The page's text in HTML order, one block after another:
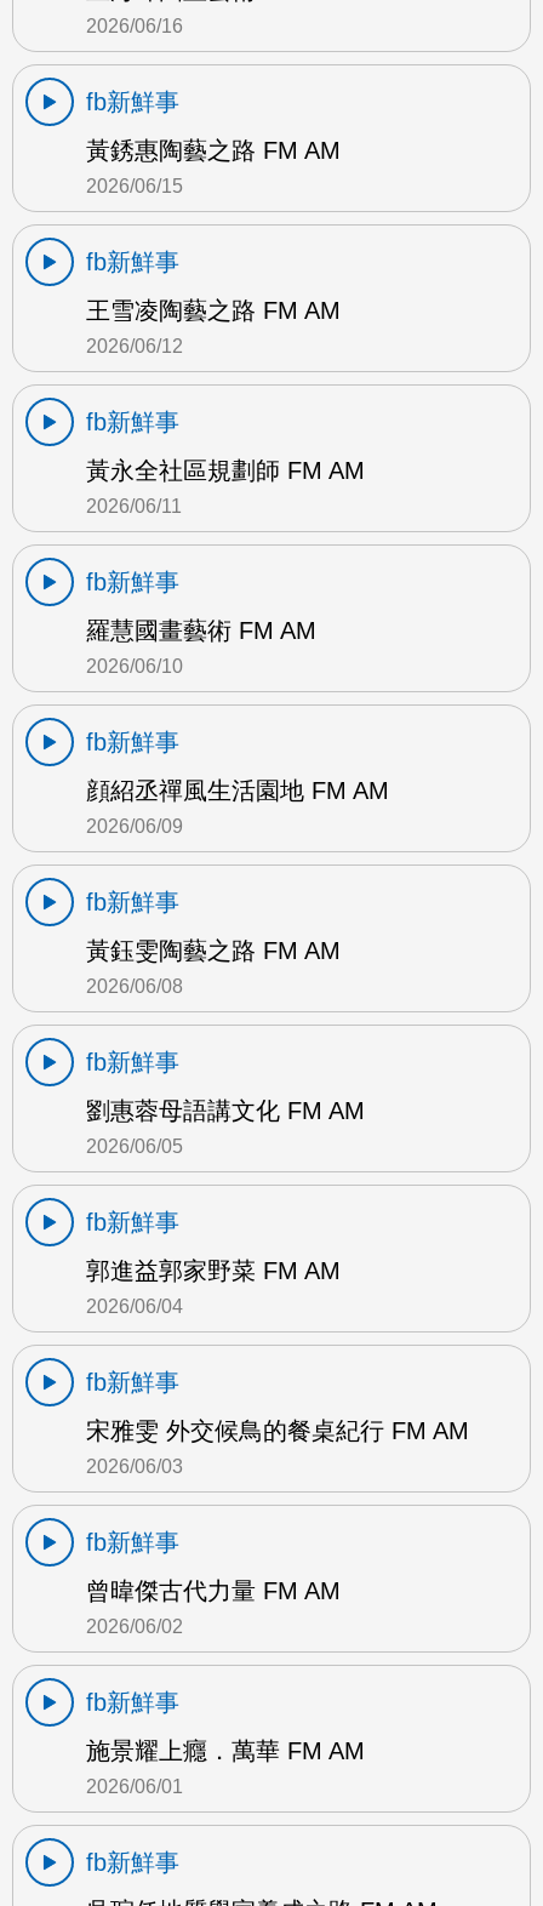
2026/06/16
fb新鮮事
黃銹惠陶藝之路 FM AM
2026/06/15
fb新鮮事
王雪凌陶藝之路 FM AM
2026/06/12
fb新鮮事
黃永全社區規劃師 FM AM
2026/06/11
fb新鮮事
羅慧國畫藝術 FM AM
2026/06/10
fb新鮮事
顔紹丞禪風生活園地 FM AM
2026/06/09
fb新鮮事
黃鈺雯陶藝之路 FM AM
2026/06/08
fb新鮮事
劉惠蓉母語講文化 FM AM
2026/06/05
fb新鮮事
郭進益郭家野菜 FM AM
2026/06/04
fb新鮮事
宋雅雯 外交候鳥的餐桌紀行 FM AM
2026/06/03
fb新鮮事
曾暐傑古代力量 FM AM
2026/06/02
fb新鮮事
施景耀上癮．萬華 FM AM
2026/06/01
fb新鮮事